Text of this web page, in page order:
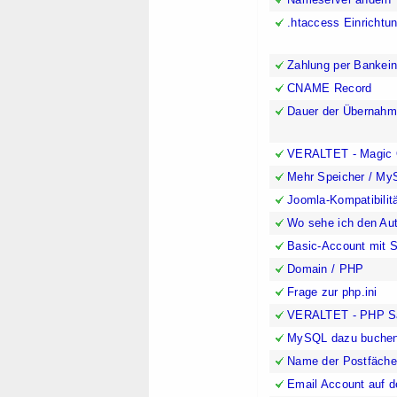
.htaccess
Zahlung per
CNAME Record
Dauer der
VERALTET - Magic
Mehr Speicher /
Joomla-
Wo sehe ich den
Basic-Account mit
Domain / PHP
Frage zur php.ini
VERALTET - PHP
MySQL dazu
Name der
Email Account auf